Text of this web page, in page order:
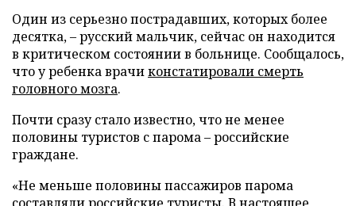
Один из серьезно пострадавших, которых более
десятка, – русский мальчик, сейчас он находится
в критическом состоянии в больнице. Сообщалось,
что у ребенка врачиконстатировали смерть
головного мозга.
Почти сразу стало известно, что не менее
половины туристов с парома – российские
граждане.
«Не меньше половины пассажиров парома